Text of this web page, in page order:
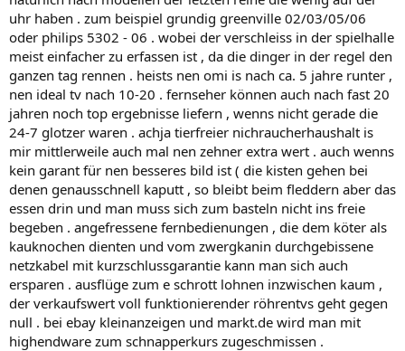
uhr haben . zum beispiel grundig greenville 02/03/05/06
oder philips 5302 - 06 . wobei der verschleiss in der spielhalle
meist einfacher zu erfassen ist , da die dinger in der regel den
ganzen tag rennen . heists nen omi is nach ca. 5 jahre runter ,
nen ideal tv nach 10-20 . fernseher können auch nach fast 20
jahren noch top ergebnisse liefern , wenns nicht gerade die
24-7 glotzer waren . achja tierfreier nichraucherhaushalt is
mir mittlerweile auch mal nen zehner extra wert . auch wenns
kein garant für nen besseres bild ist ( die kisten gehen bei
denen genausschnell kaputt , so bleibt beim fleddern aber das
essen drin und man muss sich zum basteln nicht ins freie
begeben . angefressene fernbedienungen , die dem köter als
kauknochen dienten und vom zwergkanin durchgebissene
netzkabel mit kurzschlussgarantie kann man sich auch
ersparen . ausflüge zum e schrott lohnen inzwischen kaum ,
der verkaufswert voll funktionierender röhrentvs geht gegen
null . bei ebay kleinanzeigen und markt.de wird man mit
highendware zum schnapperkurs zugeschmissen .